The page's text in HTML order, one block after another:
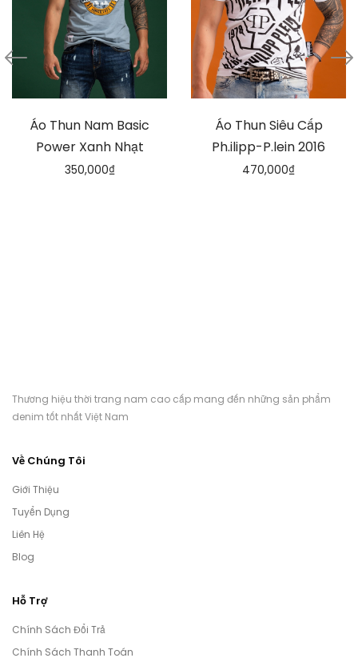
Áo Thun Nam Basic
Power Xanh Nhạt
350,000₫
Áo Thun Siêu Cấp
Ph.ilipp-P.lein 2016
470,000₫
Thương hiệu thời trang nam cao cấp mang đến những sản phẩm
denim tốt nhất Việt Nam
Về Chúng Tôi
Giới Thiệu
Tuyển Dụng
Liên Hệ
Blog
Hỗ Trợ
Chính Sách Đổi Trả
Chính Sách Thanh Toán